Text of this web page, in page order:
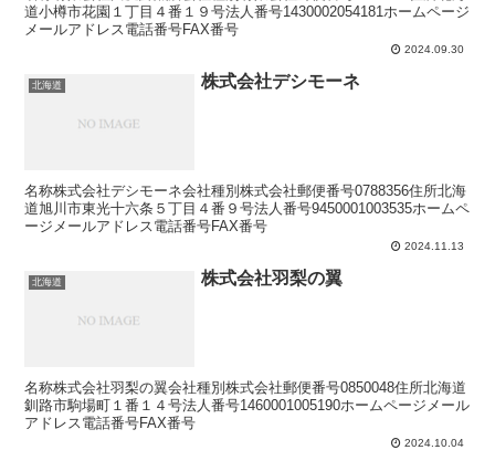
道小樽市花園１丁目４番１９号法人番号1430002054181ホームページ
メールアドレス電話番号FAX番号
2024.09.30
北海道 株式会社デシモーネ
名称株式会社デシモーネ会社種別株式会社郵便番号0788356住所北海
道旭川市東光十六条５丁目４番９号法人番号9450001003535ホームペ
ージメールアドレス電話番号FAX番号
2024.11.13
北海道 株式会社羽梨の翼
名称株式会社羽梨の翼会社種別株式会社郵便番号0850048住所北海道
釧路市駒場町１番１４号法人番号1460001005190ホームページメール
アドレス電話番号FAX番号
2024.10.04